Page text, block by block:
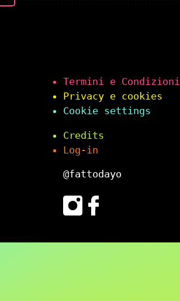
Termini e Condizioni
Privacy e cookies
Cookie settings
Credits
Log-in
@fattodayo